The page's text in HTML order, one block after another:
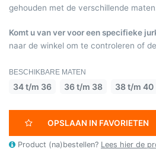
gehouden met de verschillende
Komt u van ver voor een specifieke
naar de winkel om te controleren of
BESCHIKBARE MATEN
34 t/m 36 36 t/m 38 38 t/m 40
OPSLAAN IN FAVORIETEN
Product (na)bestellen? Lees hier de